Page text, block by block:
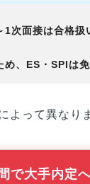
1次面接は合格
め、ES・SPIは
よって異なり
で大手内定